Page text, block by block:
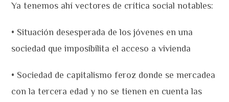
Ya tenemos ahí vectores de crítica social notables:
• Situación desesperada de los jóvenes en una
sociedad que imposibilita el acceso a vivienda
• Sociedad de capitalismo feroz donde se mercadea
con la tercera edad y no se tienen en cuenta las